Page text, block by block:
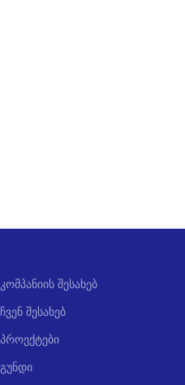
კომპანიის შესახებ
ჩვენ შესახებ
პროექტები
გუნდი